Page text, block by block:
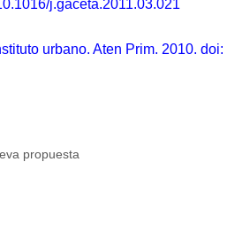
j.gaceta.2011.03.021
urbano. Aten Prim. 2010. doi:
propuesta